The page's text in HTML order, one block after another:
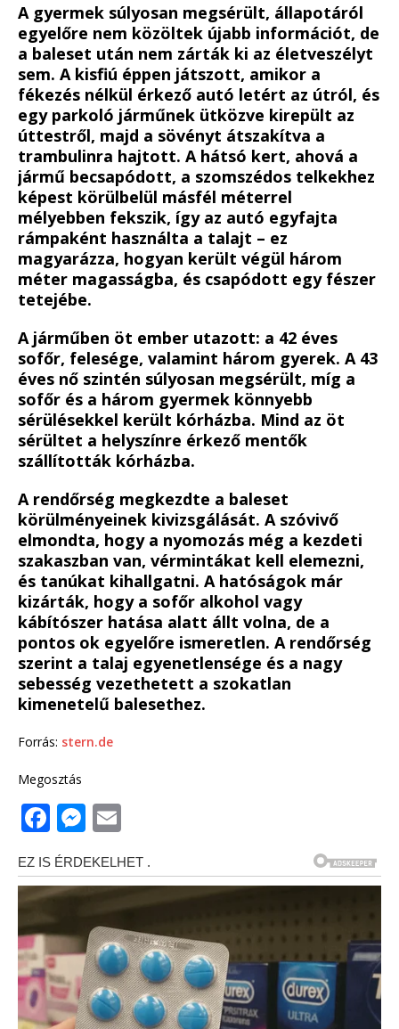
A gyermek súlyosan megsérült, állapotáról
egyelőre nem közöltek újabb információt, de
a baleset után nem zárták ki az életveszélyt
sem. A kisfiú éppen játszott, amikor a
fékezés nélkül érkező autó letért az útról, és
egy parkoló járműnek ütközve kirepült az
úttestről, majd a sövényt átszakítva a
trambulinra hajtott. A hátsó kert, ahová a
jármű becsapódott, a szomszédos telkekhez
képest körülbelül másfél méterrel
mélyebben fekszik, így az autó egyfajta
rámpaként használta a talajt – ez
magyarázza, hogyan került végül három
méter magasságba, és csapódott egy fészer
tetejébe.
A járműben öt ember utazott: a 42 éves
sofőr, felesége, valamint három gyerek. A 43
éves nő szintén súlyosan megsérült, míg a
sofőr és a három gyermek könnyebb
sérülésekkel került kórházba. Mind az öt
sérültet a helyszínre érkező mentők
szállították kórházba.
A rendőrség megkezdte a baleset
körülményeinek kivizsgálását. A szóvivő
elmondta, hogy a nyomozás még a kezdeti
szakaszban van, vérmintákat kell elemezni,
és tanúkat kihallgatni. A hatóságok már
kizárták, hogy a sofőr alkohol vagy
kábítószer hatása alatt állt volna, de a
pontos ok egyelőre ismeretlen. A rendőrség
szerint a talaj egyenetlensége és a nagy
sebesség vezethetett a szokatlan
kimenetelű balesethez.
Forrás: stern.de
Megosztás
F
a
c
e
b
o
o
k
M
ss
e
n
g
e
r
ai
l